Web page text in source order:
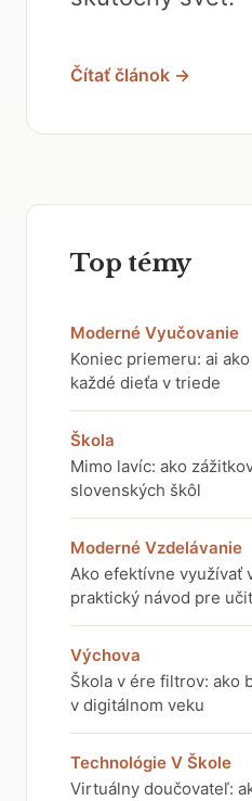
Čítať článok →
Top témy
Moderné Vyučovanie
Koniec priemeru: ai
každé dieťa v triede
Škola
Mimo lavíc: ako
slovenských škôl
Moderné Vzdelávanie
Ako efektívne využívať
praktický návod pre
Výchova
Škola v ére filtrov: ako
v digitálnom veku
Technológie V Škole
Virtuálny doučovateľ: